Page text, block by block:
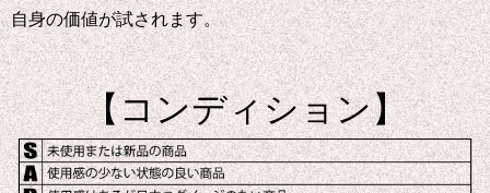
自身の価値が試されます。
【コンディション】